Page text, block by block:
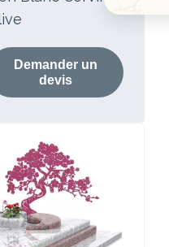
Demander un
devis